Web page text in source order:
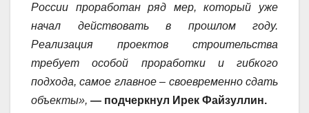
России проработан ряд мер, который уже
начал действовать в прошлом году.
Реализация проектов строительства
требует особой проработки и гибкого
подхода, самое главное – своевременно сдать
объекты», — подчеркнул Ирек Файзуллин.